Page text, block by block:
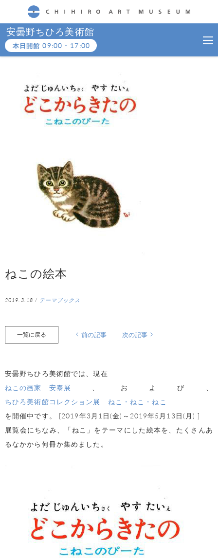
CHIHIRO ART MUSEUM
安曇野ちひろ美術館
本日開館09:00 - 17:00
ねこの絵本
2019.3.18 / テーマブックス
一覧に戻る 前の記事 次の記事
安曇野ちひろ美術館では、現在
ねこの画家 安泰展
、および、
ちひろ美術館コレクション展 ねこ・ねこ・ねこ
を開催中です。 [2019年3月1日(金)～2019年5月13日(月) ]
展覧会にちなみ、「ねこ」をテーマにした絵本を、たくさんあ
るなかから何冊か集めました。